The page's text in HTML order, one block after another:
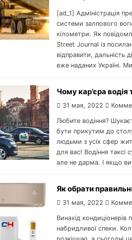
[ad_1] Адміністрація
системи залпового
кілометри. Як
Street Journal із
відправити, дальність
вже наданих Україні.
Чому кар’єра водія
31 мая, 2022
Любите водіння?
бути прикутим до
людьми з усіх сфер
для вас! Водіння таксі
але не дарма. І якщо ви
Як обрати
31 мая, 2022
Винахід
набридливої спеки.